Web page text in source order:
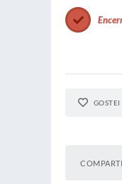
GOSTEI